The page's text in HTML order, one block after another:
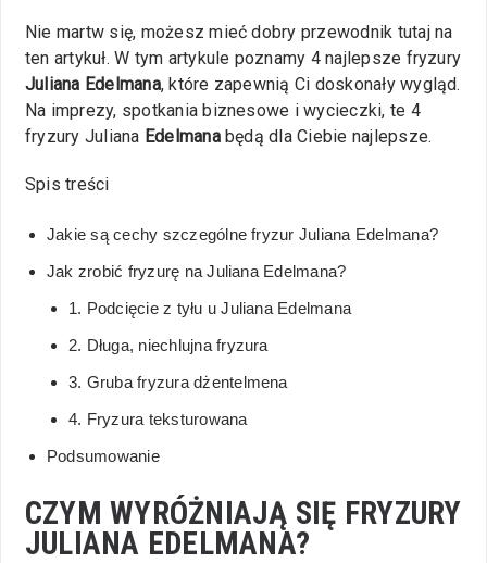
Nie martw się, możesz mieć dobry przewodnik tutaj na
ten artykuł. W tym artykule poznamy 4 najlepsze fryzury
Juliana Edelmana, które zapewnią Ci doskonały wygląd.
Na imprezy, spotkania biznesowe i wycieczki, te 4
fryzury Juliana Edelmanabędą dla Ciebie najlepsze.
Spis treści
Jakie są cechy szczególne fryzur Juliana Edelmana?
Jak zrobić fryzurę na Juliana Edelmana?
1. Podcięcie z tyłu u Juliana Edelmana
2. Długa, niechlujna fryzura
3. Gruba fryzura dżentelmena
4. Fryzura teksturowana
Podsumowanie
CZYM WYRÓŻNIAJĄ SIĘ FRYZURY
JULIANA EDELMANA?